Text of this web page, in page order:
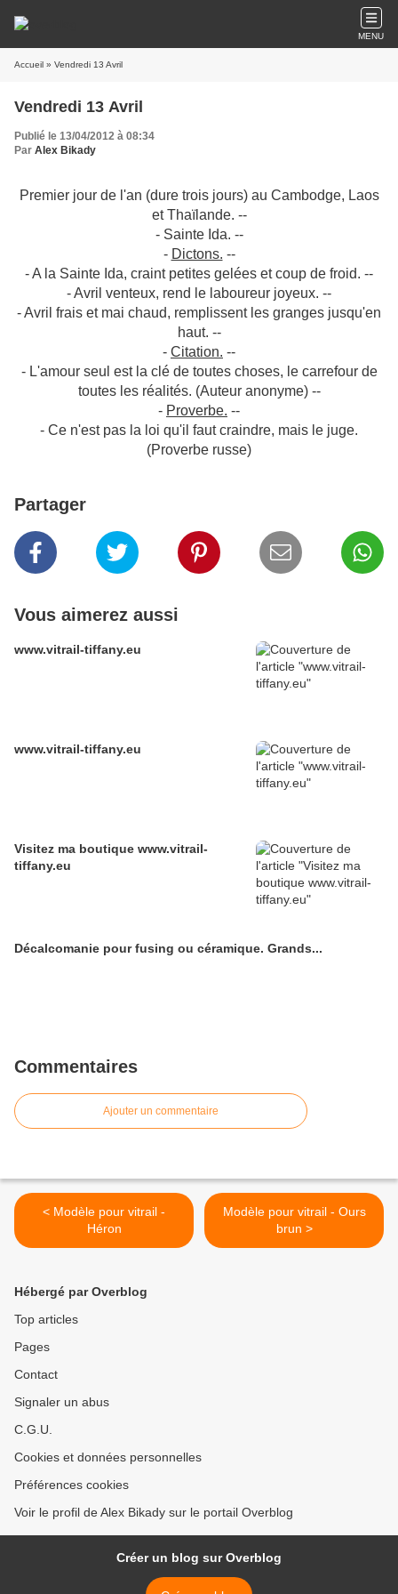
MENU
Accueil » Vendredi 13 Avril
Vendredi 13 Avril
Publié le 13/04/2012 à 08:34
Par Alex Bikady
Premier jour de l'an (dure trois jours) au Cambodge, Laos
et Thaïlande. --
- Sainte Ida. --
- Dictons. --
- A la Sainte Ida, craint petites gelées et coup de froid. --
- Avril venteux, rend le laboureur joyeux. --
- Avril frais et mai chaud, remplissent les granges jusqu'en
haut. --
- Citation. --
- L'amour seul est la clé de toutes choses, le carrefour de
toutes les réalités. (Auteur anonyme) --
- Proverbe. --
- Ce n'est pas la loi qu'il faut craindre, mais le juge.
(Proverbe russe)
Partager
Vous aimerez aussi
www.vitrail-tiffany.eu
www.vitrail-tiffany.eu
Visitez ma boutique www.vitrail-
tiffany.eu
Décalcomanie pour fusing ou céramique. Grands...
Commentaires
Ajouter un commentaire
< Modèle pour vitrail -
Héron
Modèle pour vitrail - Ours
brun >
Hébergé par Overblog
Top articles
Pages
Contact
Signaler un abus
C.G.U.
Cookies et données personnelles
Préférences cookies
Voir le profil de Alex Bikady sur le portail Overblog
Créer un blog sur Overblog